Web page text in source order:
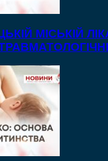
МІСЬКІЙ